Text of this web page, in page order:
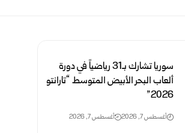
سوريا تشارك بـ31 رياضياً في دورة
ألعاب البحر الأبيض المتوسط “تارانتو
2026”
أغسطس 7, 2026 أغسطس 7, 2026